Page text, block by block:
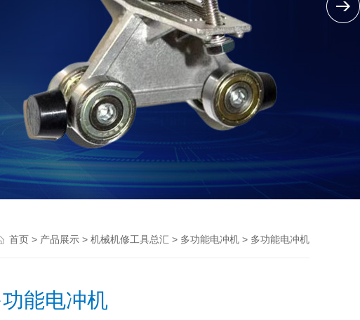
首页 > 产品展示 > 机械机修工具总汇 > 多功能电冲机 > 多功能电冲机
能电冲机